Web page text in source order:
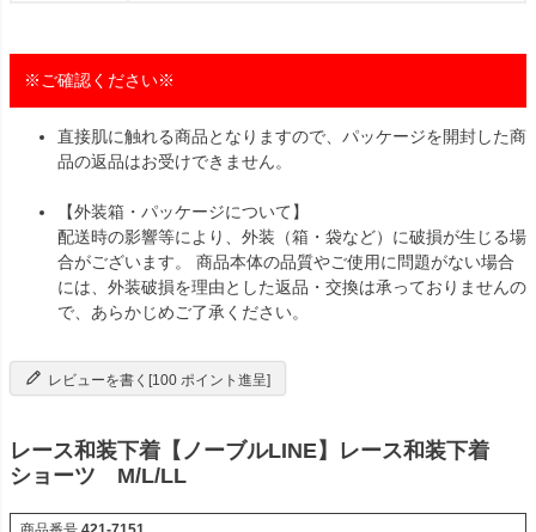
※ご確認ください※
直接肌に触れる商品となりますので、パッケージを開封した商
品の返品はお受けできません。
【外装箱・パッケージについて】
配送時の影響等により、外装（箱・袋など）に破損が生じる場
合がございます。 商品本体の品質やご使用に問題がない場合
には、外装破損を理由とした返品・交換は承っておりませんの
で、あらかじめご了承ください。
レビューを書く[100 ポイント進呈]
レース和装下着【ノーブルLINE】レース和装下着
ショーツ M/L/LL